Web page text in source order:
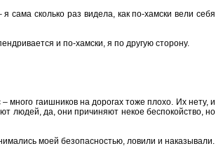
сама сколько раз видела, как по-хамски вели себя
и по-хамски, я по другую сторону.
много гаишников на дорогах тоже плохо. Их нету, и
людей, да, они причиняют некое беспокойство, но
моей безопасностью, ловили и наказывали.